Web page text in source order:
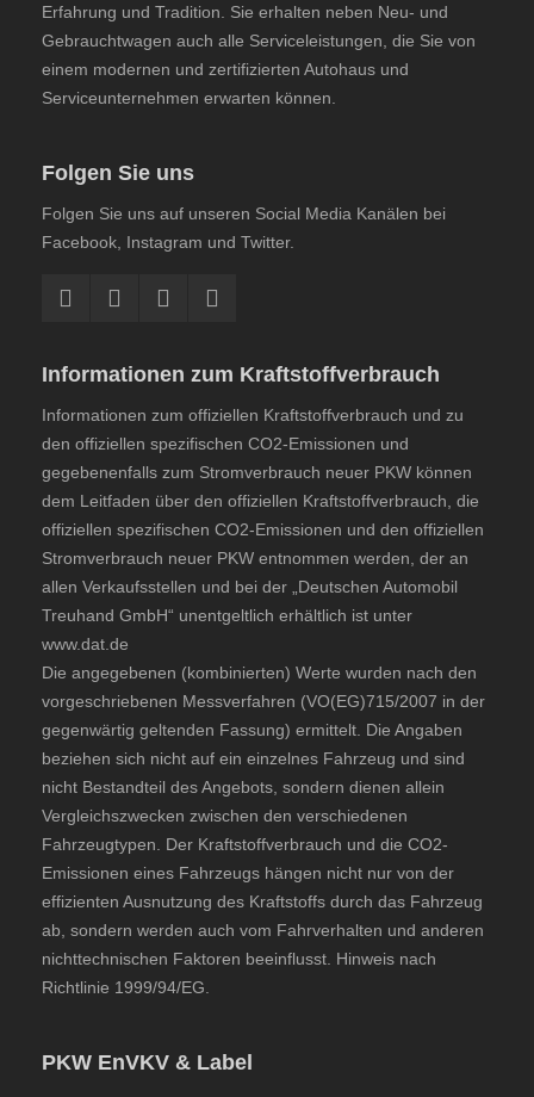
Erfahrung und Tradition. Sie erhalten neben Neu- und
Gebrauchtwagen auch alle Serviceleistungen, die Sie von
einem modernen und zertifizierten Autohaus und
Serviceunternehmen erwarten können.
Folgen Sie uns
Folgen Sie uns auf unseren Social Media Kanälen bei
Facebook, Instagram und Twitter.
Informationen zum Kraftstoffverbrauch
Informationen zum offiziellen Kraftstoffverbrauch und zu
den offiziellen spezifischen CO2-Emissionen und
gegebenenfalls zum Stromverbrauch neuer PKW können
dem Leitfaden über den offiziellen Kraftstoffverbrauch, die
offiziellen spezifischen CO2-Emissionen und den offiziellen
Stromverbrauch neuer PKW entnommen werden, der an
allen Verkaufsstellen und bei der „Deutschen Automobil
Treuhand GmbH“ unentgeltlich erhältlich ist unter
www.dat.de
Die angegebenen (kombinierten) Werte wurden nach den
vorgeschriebenen Messverfahren (VO(EG)715/2007 in der
gegenwärtig geltenden Fassung) ermittelt. Die Angaben
beziehen sich nicht auf ein einzelnes Fahrzeug und sind
nicht Bestandteil des Angebots, sondern dienen allein
Vergleichszwecken zwischen den verschiedenen
Fahrzeugtypen. Der Kraftstoffverbrauch und die CO2-
Emissionen eines Fahrzeugs hängen nicht nur von der
effizienten Ausnutzung des Kraftstoffs durch das Fahrzeug
ab, sondern werden auch vom Fahrverhalten und anderen
nichttechnischen Faktoren beeinflusst. Hinweis nach
Richtlinie 1999/94/EG.
PKW EnVKV & Label